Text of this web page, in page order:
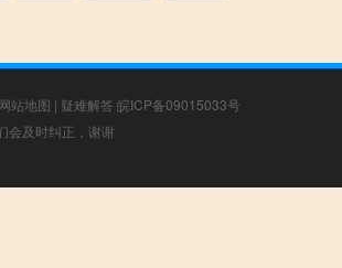
网站地图 | 疑难解答 皖ICP备09015033号
会及时纠正，谢谢